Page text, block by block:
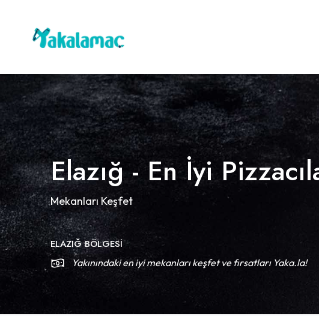
Elazığ - En İyi
Mekanları Keşfet
ELAZIĞ BÖLGESI
Yakınındaki en iyi mekanları keşfet ve fırsatları Yaka.la!